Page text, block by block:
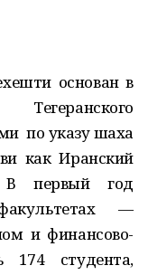
основан в
по указу шаха
как Иранский
В первый год
—
и финансово-
174 студента,